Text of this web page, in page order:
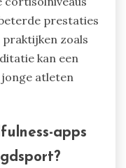
atleten
praktijken
de focus en